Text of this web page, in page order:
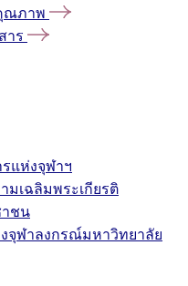
ณภาพ
าร
แห่งจุฬาฯ
มเฉลิมพระเกียรติ
าชน
จุฬาลงกรณ์มหาวิทยาลัย